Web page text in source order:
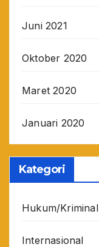
Juni 2021
Oktober 2020
Maret 2020
Januari 2020
Kategori
Hukum/Kriminal
Internasional